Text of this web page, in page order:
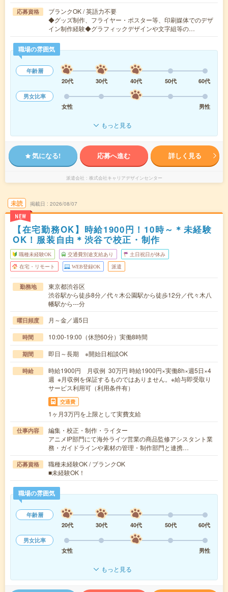
応募資格
ブランクOK / 英語力不要
◆グッズ制作、フライヤー・ポスター等、印刷媒体でのデザ
イン制作経験◆グラフィックデザインや文字組等の…
職場の雰囲気
年齢層
20代
30代 40代 50代
60代
男女比率
女性
男性
もっと見る
気になる! 応募へ進む 詳しく見る
派遣会社 株式会社キャリアデザインセンター
未読
NEW
掲載日 2026/08/07
【在宅勤務OK】時給1900円！10時～＊未経験
OK！服装自由＊渋谷で校正・制作
職種未経験OK 交通費別途支給あり 土日祝日が休み
在宅・リモート WEB登録OK 派遣
勤務地
東京都渋谷区
渋谷駅から徒歩8分／代々木公園駅から徒歩12分／代々木八
幡駅から---分
曜日頻度 月～金／週5日
時間 10:00-19:00（休憩60分）実働8時間
期間 即日～長期 ※開始日相談OK
時給
時給1900円 月収例 30万円 時給1900円×実働8h×週5日×4
週 ※月収例を保証するものではありません。※給与即受取り
サービス利用可（利用条件有）
交通費
1ヶ月3万円を上限として実費支給
仕事内容
編集・校正・制作・ライター
アニメIP部門にて海外ライツ営業の商品監修アシスタント業
務・ガイドラインや素材の管理・制作部門と連携…
応募資格
職種未経験OK / ブランクOK
■未経験OK！
職場の雰囲気
年齢層
20代
30代 40代 50代
60代
男女比率
女性
男性
もっと見る